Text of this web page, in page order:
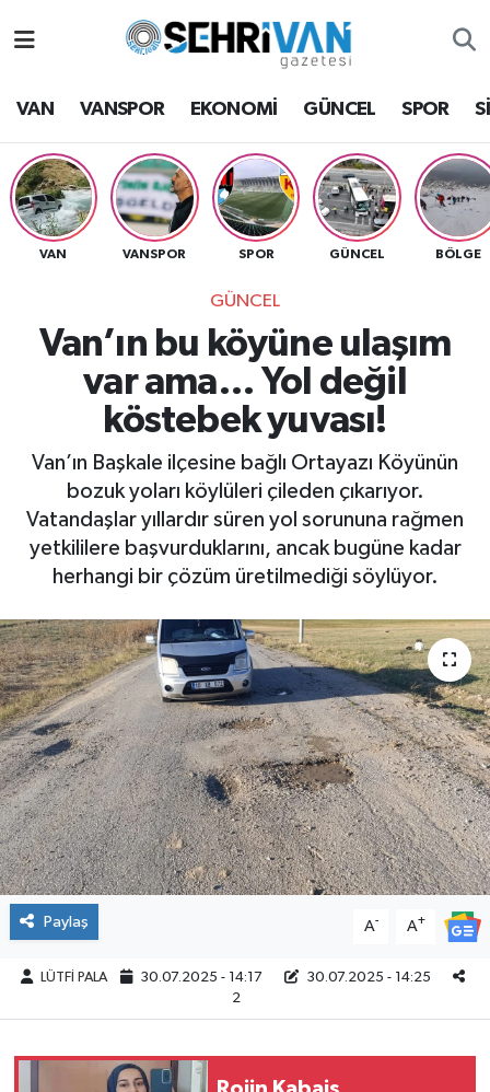
VAN VANSPOR EKONOMİ GÜNCEL SPOR
VAN VANSPOR SPOR GÜNCEL BÖLGE
GÜNCEL
Van’ın bu köyüne ulaşım
var ama… Yol değil
köstebek yuvası!
Van’ın Başkale ilçesine bağlı Ortayazı Köyünün
bozuk yoları köylüleri çileden çıkarıyor.
Vatandaşlar yıllardır süren yol sorununa rağmen
yetkililere başvurduklarını, ancak bugüne kadar
herhangi bir çözüm üretilmediği söylüyor.
Paylaş A- A+
LÜTFİ PALA 30.07.2025 - 14:17
30.07.2025 - 14:25
2
Van Hava Durumu
VAN Namaz Vakitleri
Van Trafik Yoğunluk Haritası
Süper Lig Puan Durumu ve Fikstür
Tüm Manşetler
Son Dakika Haberleri
Haber Arşivi